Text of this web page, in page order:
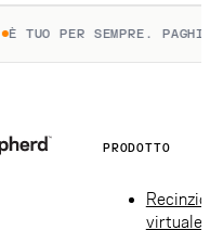
È TUO PER SEMPRE. PAGHI
PRODOTTO
virtuale